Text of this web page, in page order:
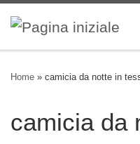
Skip to content
Home » camicia da notte in
camicia da